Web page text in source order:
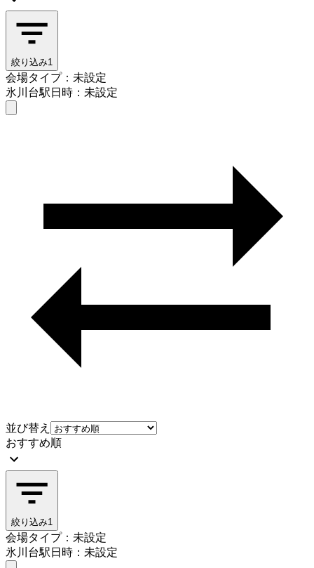
絞り込み1
会場タイプ：未設定
氷川台駅日時：未設定
並び替え
おすすめ順
絞り込み1
会場タイプ：未設定
氷川台駅日時：未設定